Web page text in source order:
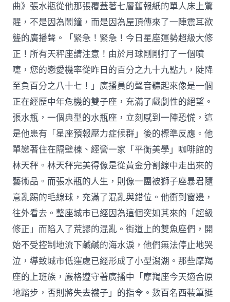
曲》張水瓶從他那張覆蓋著七層舊報紙的單人床上驚
醒，不是因為鬧鐘，而是因為屋頂傳來了一陣震耳欲
聾的廣播聲。「緊急！緊急！今日星座運勢超級大修
正！所有天秤座請注意！由於月球剛剛打了一個噴
嚏，您的戀愛機率從昨日的百分之九十九點九，陡降
至負百分之八十七！」廣播員的聲音聽起來像是一個
正在經歷中年危機的雙子座，充滿了戲劇性的絕望。
張水瓶，一個典型的水瓶座，立刻感到一陣恐慌，這
是他患有「星座預報壓力症候群」後的標準反應。他
單戀著住在隔壁棟、經營一家「平衡美學」咖啡館的
林天秤。林天秤完美得像是從黃金分割線中走出來的
藝術品。而張水瓶的人生，則像一團被獅子座暴君隨
意亂踢的毛線球，充滿了混亂與錯位。他衝到窗邊，
往外看去。整座城市已經因為這個突如其來的「超級
修正」而陷入了荒謬的混亂。街道上的雙魚座們，開
始不受控制地流下鹹鹹的海水淚，他們無法停止地哭
泣，導致城市低窪處已經形成了小型潟湖。那些摩羯
座的上班族，嚴格遵守著廣播中「摩羯座今天適合原
地踏步，否則將失去襪子」的指令。數百名西裝筆挺